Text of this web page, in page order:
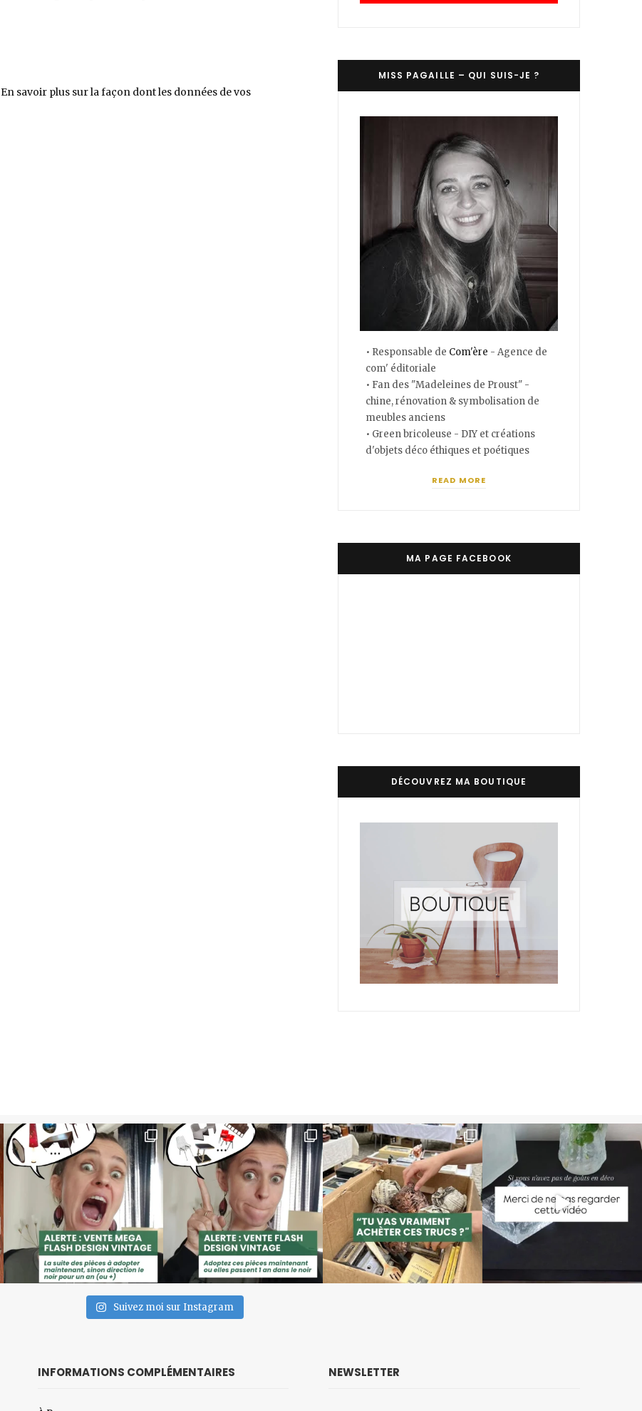
En savoir plus sur la façon dont les données de vos
MISS PAGAILLE – QUI SUIS-JE ?
• Responsable de Com'ère - Agence de
com' éditoriale
• Fan des "Madeleines de Proust" -
chine, rénovation & symbolisation de
meubles anciens
• Green bricoleuse - DIY et créations
d'objets déco éthiques et poétiques
READ MORE
MA PAGE FACEBOOK
DÉCOUVREZ MA BOUTIQUE
Suivez moi sur Instagram
INFORMATIONS COMPLÉMENTAIRES NEWSLETTER